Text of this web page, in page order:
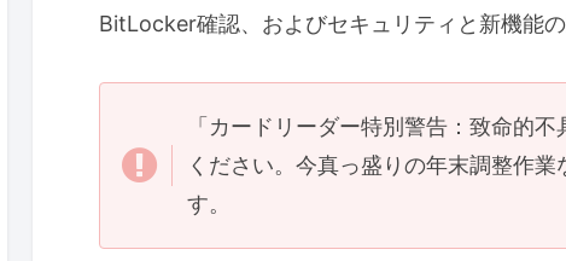
1. 【最も確実】コマンドプロ
4. Microsoftアカウントのサイ
BitLocker確認、およびセキュリティと新機能
「カードリーダー特別警告：致命的
ください。今真っ盛りの年末調整作
す。